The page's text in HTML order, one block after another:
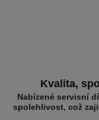
Kvalita,
Nabízené servisní
spolehlivost, což